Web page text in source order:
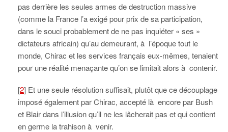
pas derrière les seules armes de destruction massive
(comme la France l’a exigé pour prix de sa participation,
dans le souci probablement de ne pas inquiéter « ses »
dictateurs africain) qu’au demeurant, à l’époque tout le
monde, Chirac et les services français eux-mêmes, tenaient
pour une réalité menaçante qu’on se limitait alors à contenir.
[2] Et une seule résolution suffisait, plutôt que ce découplage
imposé également par Chirac, accepté là encore par Bush
et Blair dans l’illusion qu’il ne les lâcherait pas et qui contient
en germe la trahison à venir.